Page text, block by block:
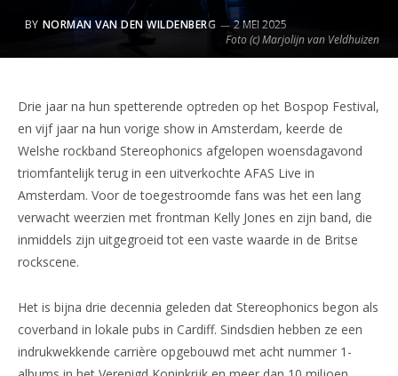
Foto (c) Marjolijn van Veldhuizen
BY NORMAN VAN DEN WILDENBERG 2 MEI 2025
Drie jaar na hun spetterende optreden op het Bospop Festival,
en vijf jaar na hun vorige show in Amsterdam, keerde de
Welshe rockband Stereophonics afgelopen woensdagavond
triomfantelijk terug in een uitverkochte AFAS Live in
Amsterdam. Voor de toegestroomde fans was het een lang
verwacht weerzien met frontman Kelly Jones en zijn band, die
inmiddels zijn uitgegroeid tot een vaste waarde in de Britse
rockscene.
Het is bijna drie decennia geleden dat Stereophonics begon als
coverband in lokale pubs in Cardiff. Sindsdien hebben ze een
indrukwekkende carrière opgebouwd met acht nummer 1-